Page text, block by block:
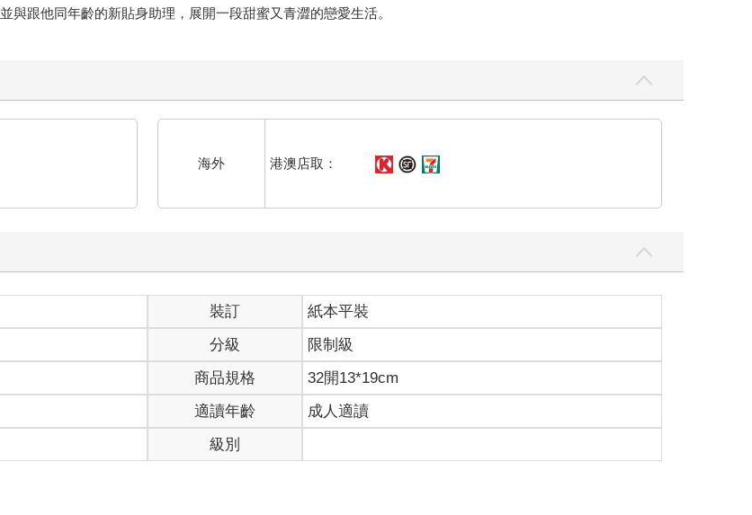
跟他同年齡的新貼身助理，展開一段甜蜜又青澀的戀愛生活。
海外 港澳店取：
裝訂
紙本平裝
分級
限制級
商品規格
32開13*19cm
適讀年齡
成人適讀
級別